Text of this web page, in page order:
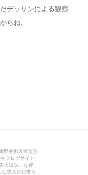
デッサンによる観察
らね。
野美術大学造形
ブログサイト
大日記」を運
美大の日常を」